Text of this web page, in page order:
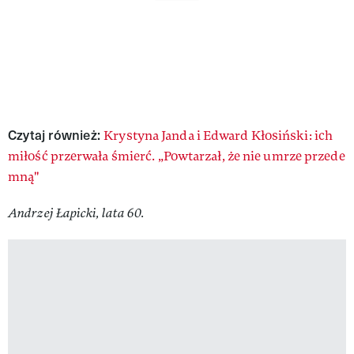
Czytaj również:Krystyna Janda i Edward Kłosiński: ich
miłość przerwała śmierć. „Powtarzał, że nie umrze przede
mną"
Andrzej Łapicki, lata 60.